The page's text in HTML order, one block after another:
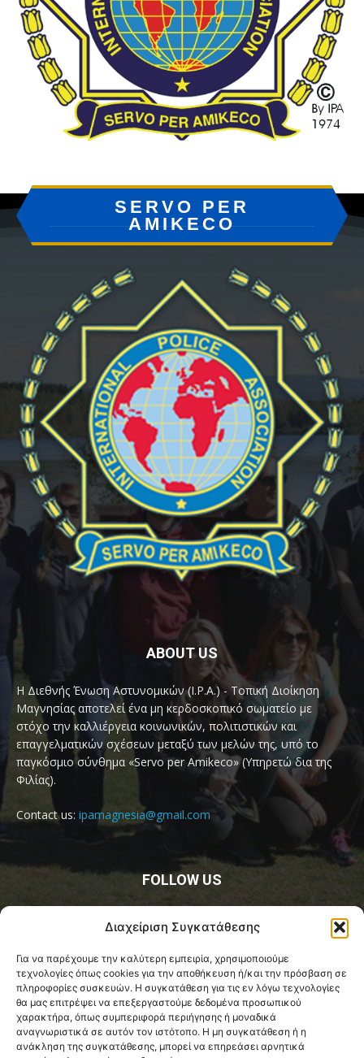
Διαχείριση Συγκατάθεσης
Για να παρέχουμε την καλύτερη εμπειρία, χρησιμοποιούμε
τεχνολογίες όπως cookies για την αποθήκευση ή/και την πρόσβαση σε
πληροφορίες συσκευών. Η συγκατάθεση για τις εν λόγω τεχνολογίες
θα μας επιτρέψει να επεξεργαστούμε δεδομένα προσωπικού
χαρακτήρα, όπως συμπεριφορά περιήγησης ή μοναδικά
αναγνωριστικά σε αυτόν τον ιστότοπο. Η μη συγκατάθεση ή η
ανάκληση της συγκατάθεσης, μπορεί να επηρεάσει αρνητικά
SERVO PER
AMIKECO
ABOUT US
Η Διεθνής Ένωση Αστυνομικών (I.P.A.) - Τοπική Διοίκηση
Μαγνησίας αποτελεί ένα μη κερδοσκοπικό σωματείο με
στόχο την καλλιέργεια κοινωνικών, πολιτιστικών και
επαγγελματικών σχέσεων μεταξύ των μελών της, υπό το
παγκόσμιο σύνθημα «Servo per Amikeco» (Υπηρετώ δια της
Φιλίας).
Contact us: ipamagnesia@gmail.com
FOLLOW US
@2026 I.P.A. Magnesia by paggus
Πολιτική Cookies (ΕΕ)
Όροι και Προϋποθέσεις